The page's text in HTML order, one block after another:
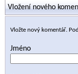
Vložení nového
Vložte nový komentář.
Jméno